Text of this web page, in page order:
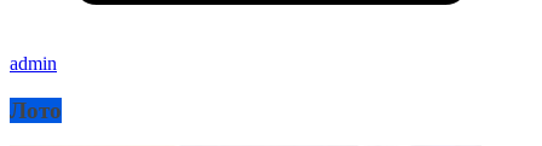
admin
Лото